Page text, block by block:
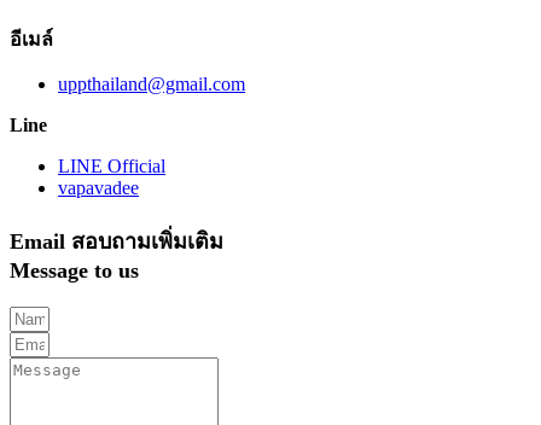
อีเมล์
uppthailand@gmail.com
Line
LINE Official
vapavadee
Email สอบถามเพิ่มเติม
Message to us